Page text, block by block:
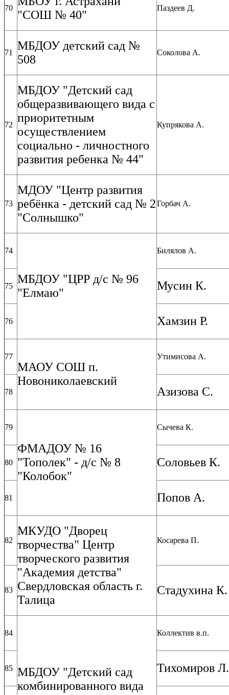
70
"СОШ № 40"
Паздеев Д.
71
МБДОУ детский сад №
508
Соколова А.
72
МБДОУ "Детский сад
общеразвивающего вида с
приоритетным
осуществлением
социально - личностного
развития ребенка № 44"
Купрякова А.
73
МДОУ "Центр развития
ребёнка - детский сад № 2
"Солнышко"
Горбач А.
74
МБДОУ "ЦРР д/с № 96
"Елмаю"
Билялов А.
75 Мусин К.
76 Хамзин Р.
77
МАОУ СОШ п.
Новониколаевский
Утимисова А.
78 Азизова С.
79
ФМАДОУ № 16
"Тополек" - д/с № 8
"Колобок"
Сычева К.
80 Соловьев К.
81 Попов А.
82
МКУДО "Дворец
творчества" Центр
творческого развития
"Академия детства"
Свердловская область г.
Талица
Косарева П.
83 Стадухина К.
84
МБДОУ "Детский сад
комбинированного вида
Коллектив в.п.
85 Тихомиров Л.